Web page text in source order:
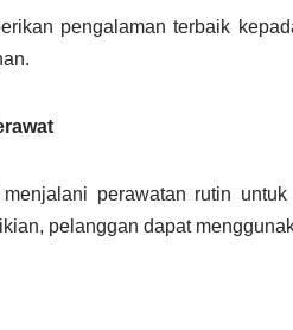
pengalaman terbaik
perawatan rutin
pelanggan dapat